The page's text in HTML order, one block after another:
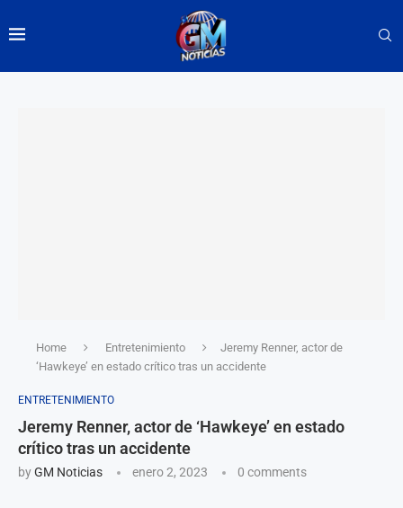
Home Entretenimiento
Jeremy Renner, actor de
‘Hawkeye’ en estado crítico tras un accidente
ENTRETENIMIENTO
Jeremy Renner, actor de ‘Hawkeye’ en estado
crítico tras un accidente
byGM Noticias enero 2, 2023 0 comments